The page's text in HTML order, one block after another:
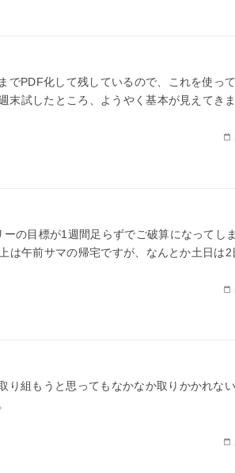
でPDF化して残しているので、これを使っ
試したところ、ようやく基本が見えてきま
の目標が1週間足らずでご破算になってし
午前サマの帰宅ですが、なんとか土日は2
り組もうと思ってもなかなか取りかかれな